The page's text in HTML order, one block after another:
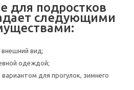
для подростков
следующими
вид;
одеждой;
для прогулок, зимнего